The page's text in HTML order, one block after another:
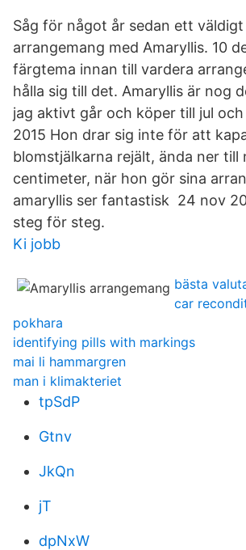
Såg för något år sedan ett
arrangemang med Amaryllis. 10
färgtema innan till vardera
hålla sig till det. Amaryllis är nog
jag aktivt går och köper till jul
2015 Hon drar sig inte för att
blomstjälkarna rejält, ända ner till
centimeter, när hon gör sina
amaryllis ser fantastisk 24 nov
steg för steg.
Ki jobb
bästa
car
pokhara
identifying pills with markings
mai li hammargren
man i klimakteriet
tpSdP
Gtnv
JkQn
jT
dpNxW